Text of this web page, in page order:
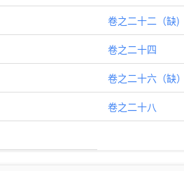
卷之二十二（缺)
卷之二十四
卷之二十六（缺）
卷之二十八